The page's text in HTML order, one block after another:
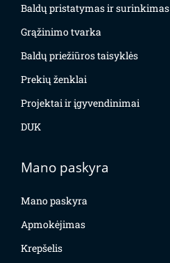
Baldų pristatymas ir surinkimas
Grąžinimo tvarka
Baldų priežiūros taisyklės
Prekių ženklai
Projektai ir įgyvendinimai
DUK
Mano paskyra
Mano paskyra
Apmokėjimas
Krepšelis